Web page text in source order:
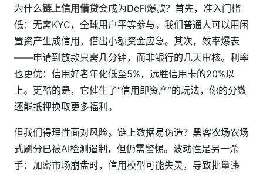
为什么链上信用借贷会成为DeFi爆款？首先，准入门槛
低：无需KYC，全球用户平等参与。我们普通人可以用闲
置资产生成信用，借出小额资金应急。其次，效率爆表
——申请到放款只需几分钟，而非银行的几天审核。利率
也更优：信用好者年化低至5%，远胜信用卡的20%以
上。更酷的是，它催生了“信用即资产”的玩法，你的分数
还能抵押换取更多福利。
但我们得理性面对风险。链上数据易伪造？黑客农场农场
式刷分已被AI检测遏制，但仍需警惕。波动性是另一杀
手：加密市场崩盘时，信用模型可能失灵，导致批量违